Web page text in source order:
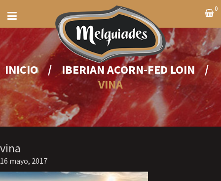
0
INICIO / IBERIAN ACORN-FED LOIN
/
VINA
vina
16 mayo, 2017